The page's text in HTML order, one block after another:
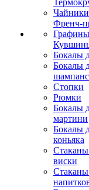
Френч-
Бокалы
Бокалы
Стопки
Рюмки
Бокалы
мартини
Бокалы
коньяка
виски